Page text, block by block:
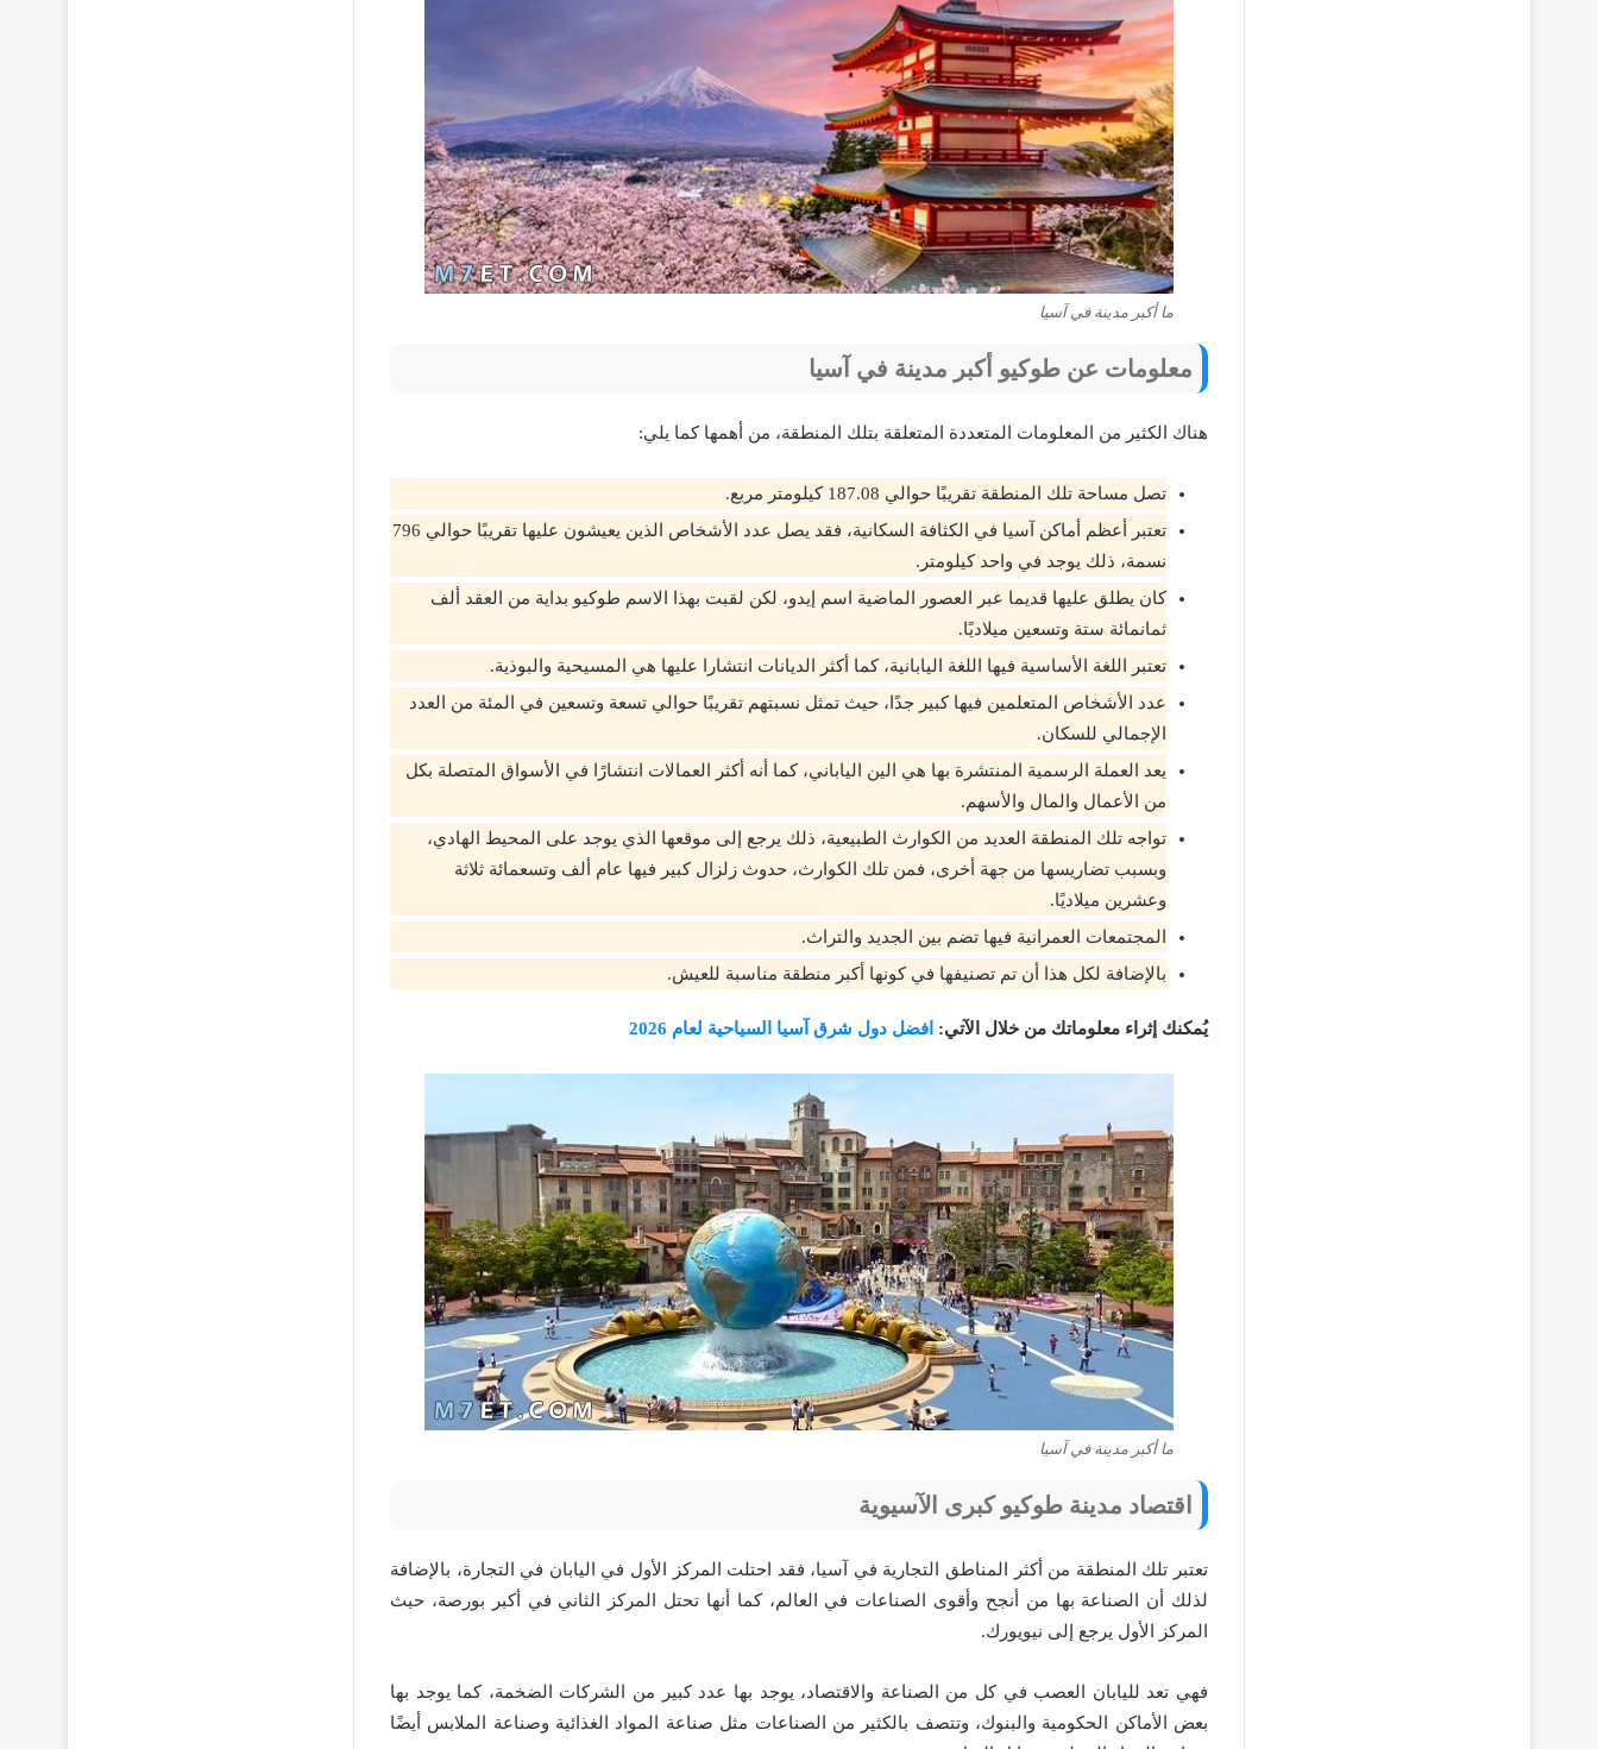
ما أكبر مدينة في آسيا
معلومات عن طوكيو أكبر مدينة في آسيا
هناك الكثير من المعلومات المتعددة المتعلقة بتلك المنطقة، من أهمها كما يلي:
تصل مساحة تلك المنطقة تقريبًا حوالي 187.08 كيلومتر مربع.
تعتبر أعظم أماكن آسيا في الكثافة السكانية، فقد يصل عدد الأشخاص الذين يعيشون عليها تقريبًا حوالي 796
نسمة، ذلك يوجد في واحد كيلومتر.
كان يطلق عليها قديما عبر العصور الماضية اسم إيدو، لكن لقبت بهذا الاسم طوكيو بداية من العقد ألف
ثمانمائة ستة وتسعين ميلاديًا.
تعتبر اللغة الأساسية فيها اللغة اليابانية، كما أكثر الديانات انتشارا عليها هي المسيحية والبوذية.
عدد الأشخاص المتعلمين فيها كبير جدًا، حيث تمثل نسبتهم تقريبًا حوالي تسعة وتسعين في المئة من العدد
الإجمالي للسكان.
يعد العملة الرسمية المنتشرة بها هي الين الياباني، كما أنه أكثر العمالات انتشارًا في الأسواق المتصلة بكل
من الأعمال والمال والأسهم.
تواجه تلك المنطقة العديد من الكوارث الطبيعية، ذلك يرجع إلى موقعها الذي يوجد على المحيط الهادي،
وبسبب تضاريسها من جهة أخرى، فمن تلك الكوارث، حدوث زلزال كبير فيها عام ألف وتسعمائة ثلاثة
وعشرين ميلاديًا.
المجتمعات العمرانية فيها تضم بين الجديد والتراث.
بالإضافة لكل هذا أن تم تصنيفها في كونها أكبر منطقة مناسبة للعيش.
يُمكنك إثراء معلوماتك من خلال الآتي: افضل دول شرق آسيا السياحية لعام 2026
ما أكبر مدينة في آسيا
اقتصاد مدينة طوكيو كبرى الآسيوية
تعتبر تلك المنطقة من أكثر المناطق التجارية في آسيا، فقد احتلت المركز الأول في اليابان في التجارة، بالإضافة
لذلك أن الصناعة بها من أنجح وأقوى الصناعات في العالم، كما أنها تحتل المركز الثاني في أكبر بورصة، حيث
المركز الأول يرجع إلى نيويورك.
فهي تعد لليابان العصب في كل من الصناعة والاقتصاد، يوجد بها عدد كبير من الشركات الضخمة، كما يوجد بها
بعض الأماكن الحكومية والبنوك، وتتصف بالكثير من الصناعات مثل صناعة المواد الغذائية وصناعة الملابس أيضًا